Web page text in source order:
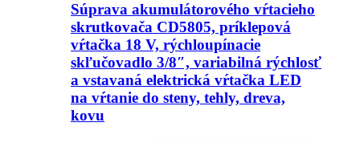
Súprava akumulátorového vŕtacieho
skrutkovača CD5805, príklepová
vŕtačka 18 V, rýchloupínacie
skľučovadlo 3/8″, variabilná rýchlosť
a vstavaná elektrická vŕtačka LED
na vŕtanie do steny, tehly, dreva,
kovu